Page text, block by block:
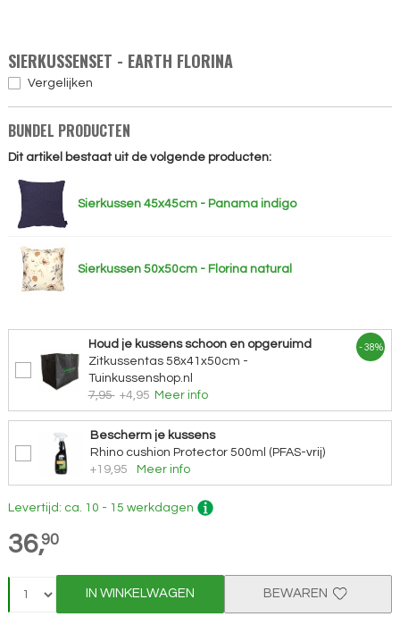
SIERKUSSENSET - EARTH FLORINA
Vergelijken
BUNDEL PRODUCTEN
Dit artikel bestaat uit de volgende producten:
Sierkussen 45x45cm - Panama indigo
Sierkussen 50x50cm - Florina natural
Houd je kussens schoon en opgeruimd
Zitkussentas 58x41x50cm -
Tuinkussenshop.nl
7,95 +4,95 Meer info
- 38%
Bescherm je kussens
Rhino cushion Protector 500ml (PFAS-vrij)
+19,95
Meer info
Levertijd: ca. 10 - 15 werkdagen
36,90
IN WINKELWAGEN BEWAREN